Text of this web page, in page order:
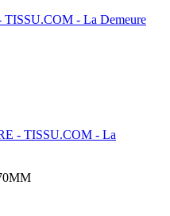
- TISSU.COM - La